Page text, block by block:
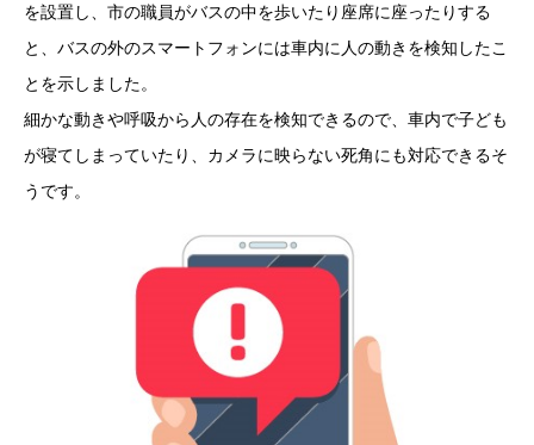
を設置し、市の職員がバスの中を歩いたり座席に座ったりする
と、バスの外のスマートフォンには車内に人の動きを検知したこ
とを示しました。
細かな動きや呼吸から人の存在を検知できるので、車内で子ども
が寝てしまっていたり、カメラに映らない死角にも対応できるそ
うです。